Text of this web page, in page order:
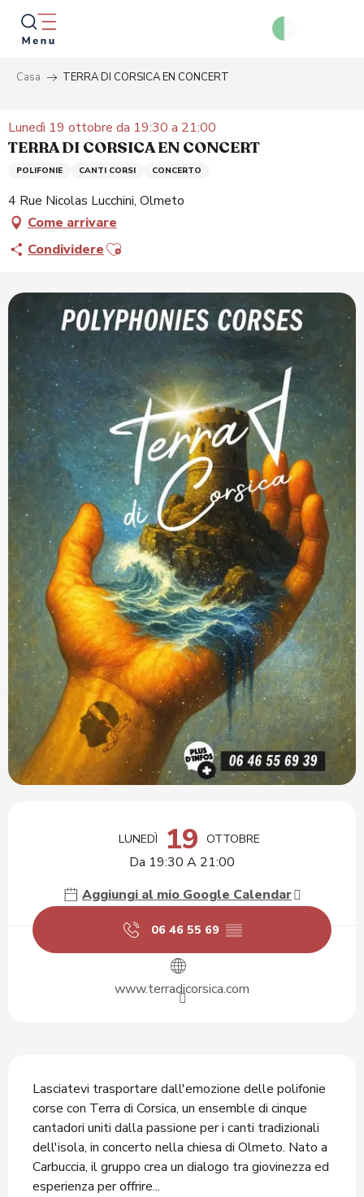
Aller
contenu
principal
Casa TERRA DI CORSICA EN CONCERT
Lunedì 19 ottobre da 19:30 a 21:00
TERRA DI CORSICA EN CONCERT
POLIFONIE CANTI CORSI CONCERTO
4 Rue Nicolas Lucchini, Olmeto
Come arrivare
CondividereAjouter aux favoris
LUNEDÌ 19 OTTOBRE
Da 19:30 A 21:00
Aggiungi al mio Google Calendar
06 46 55 69 ▒▒
www.terradicorsica.com
Lasciatevi trasportare dall'emozione delle polifonie
corse con Terra di Corsica, un ensemble di cinque
cantadori uniti dalla passione per i canti tradizionali
dell'isola, in concerto nella chiesa di Olmeto. Nato a
Carbuccia, il gruppo crea un dialogo tra giovinezza ed
esperienza per offrire...